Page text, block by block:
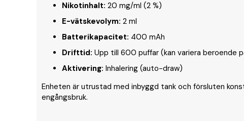
Nikotinhalt: 20 mg/ml (2 %)
E-vätskevolym: 2 ml
Batterikapacitet: 400 mAh
Drifttid: Upp till 600 puffar (kan variera beroende
Aktivering: Inhalering (auto-draw)
Enheten är utrustad med inbyggd tank och försluten
engångsbruk.